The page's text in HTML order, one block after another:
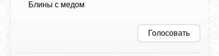
Блины с медом
Голосовать